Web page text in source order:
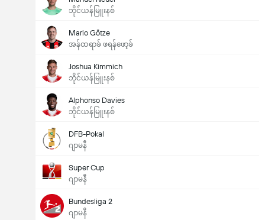
ဘိုင်ယန်မြူးနစ်
Mario Götze
အန်ထရာခ် ဖရန်ဖော့ခ်
Joshua Kimmich
ဘိုင်ယန်မြူးနစ်
Alphonso Davies
ဘိုင်ယန်မြူးနစ်
DFB-Pokal
ဂျာမနီ
Super Cup
ဂျာမနီ
Bundesliga 2
ဂျာမနီ